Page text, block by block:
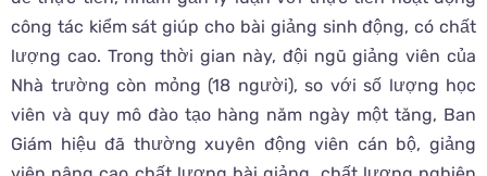
công tác kiểm sát giúp cho bài giảng sinh động, có chất
lượng cao. Trong thời gian này, đội ngũ giảng viên của
Nhà trường còn mỏng (18 người), so với số lượng học
viên và quy mô đào tạo hàng năm ngày một tăng, Ban
Giám hiệu đã thường xuyên động viên cán bộ, giảng